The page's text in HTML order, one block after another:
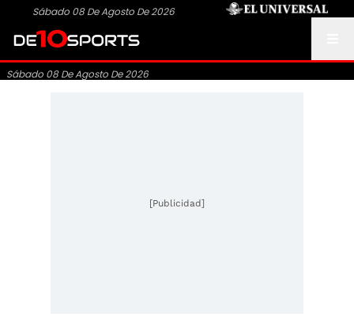
Sábado 08 De Agosto De 2026
Sábado 08 De Agosto De 2026
[Publicidad]